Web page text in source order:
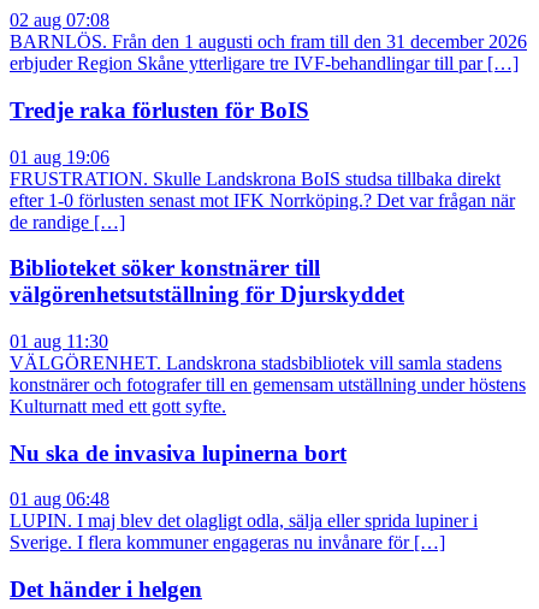
02 aug 07:08
BARNLÖS. Från den 1 augusti och fram till den 31 december 2026
erbjuder Region Skåne ytterligare tre IVF-behandlingar till par […]
Tredje raka förlusten för BoIS
01 aug 19:06
FRUSTRATION. Skulle Landskrona BoIS studsa tillbaka direkt
efter 1-0 förlusten senast mot IFK Norrköping.? Det var frågan när
de randige […]
Biblioteket söker konstnärer till
välgörenhetsutställning för Djurskyddet
01 aug 11:30
VÄLGÖRENHET. Landskrona stadsbibliotek vill samla stadens
konstnärer och fotografer till en gemensam utställning under höstens
Kulturnatt med ett gott syfte.
Nu ska de invasiva lupinerna bort
01 aug 06:48
LUPIN. I maj blev det olagligt odla, sälja eller sprida lupiner i
Sverige. I flera kommuner engageras nu invånare för […]
Det händer i helgen